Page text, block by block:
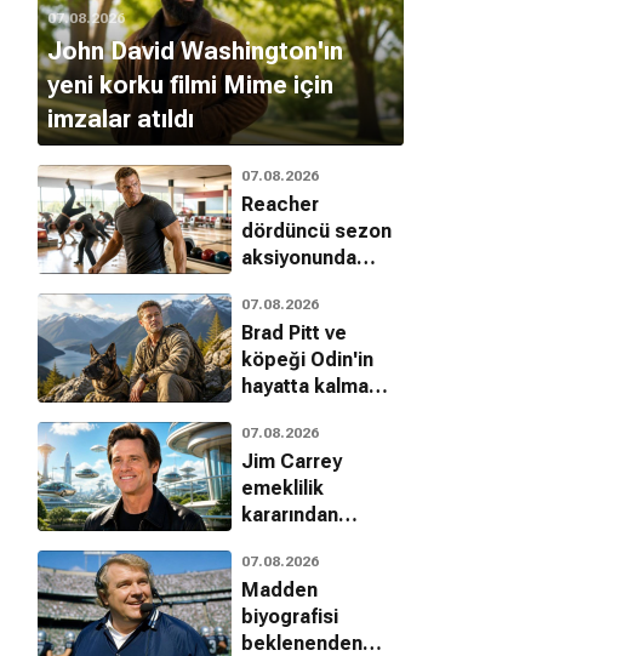
07.08.2026
John David Washington'ın
yeni korku filmi Mime için
imzalar atıldı
07.08.2026
Reacher
dördüncü sezon
aksiyonunda
Indiana Jones
etkisi
07.08.2026
Brad Pitt ve
köpeği Odin'in
hayatta kalma
07.08.2026
Jim Carrey
emeklilik
kararından
Jetgiller ile
dönüyor
07.08.2026
Madden
biyografisi
beklenenden